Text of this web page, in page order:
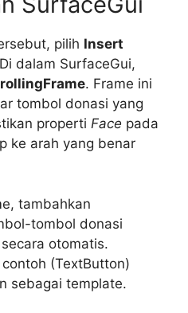
pilih Insert
dalam SurfaceGui,
. Frame ini
tombol donasi yang
properti Face pada
ke arah yang benar
tambahkan
tombol donasi
otomatis.
(TextButton)
sebagai template.